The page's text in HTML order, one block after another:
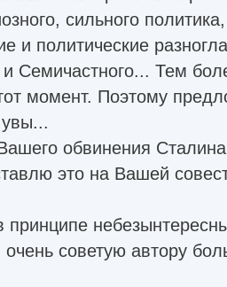
сильного
и политические
Семичастного... Тем
момент. Поэтому
обвинения
это на Вашей
принципе
советую автору